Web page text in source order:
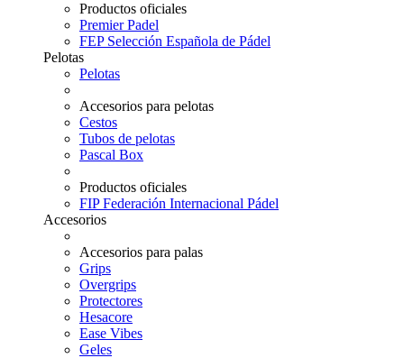
Productos oficiales
Premier Padel
FEP Selección Española de Pádel
Pelotas
Pelotas
Accesorios para pelotas
Cestos
Tubos de pelotas
Pascal Box
Productos oficiales
FIP Federación Internacional Pádel
Accesorios
Accesorios para palas
Grips
Overgrips
Protectores
Hesacore
Ease Vibes
Geles